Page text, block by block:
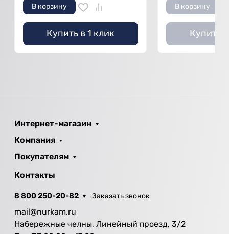
В корзину
Купить в 1 клик
В корзину
Купить
Интернет-магазин
Компания
Покупателям
Контакты
8 800 250-20-82 Заказать звонок
mail@nurkam.ru
Набережные челны, Линейный проезд, 3/2